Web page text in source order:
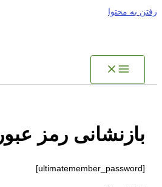
رفتن به محتوا
بازنشانی رمز عبور
[ultimatemember_password]